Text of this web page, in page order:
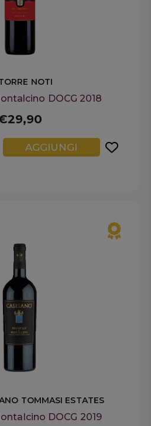
NOTI
DOCG 2018
AGGIUNGI
TOMMASI ESTATES
DOCG 2019